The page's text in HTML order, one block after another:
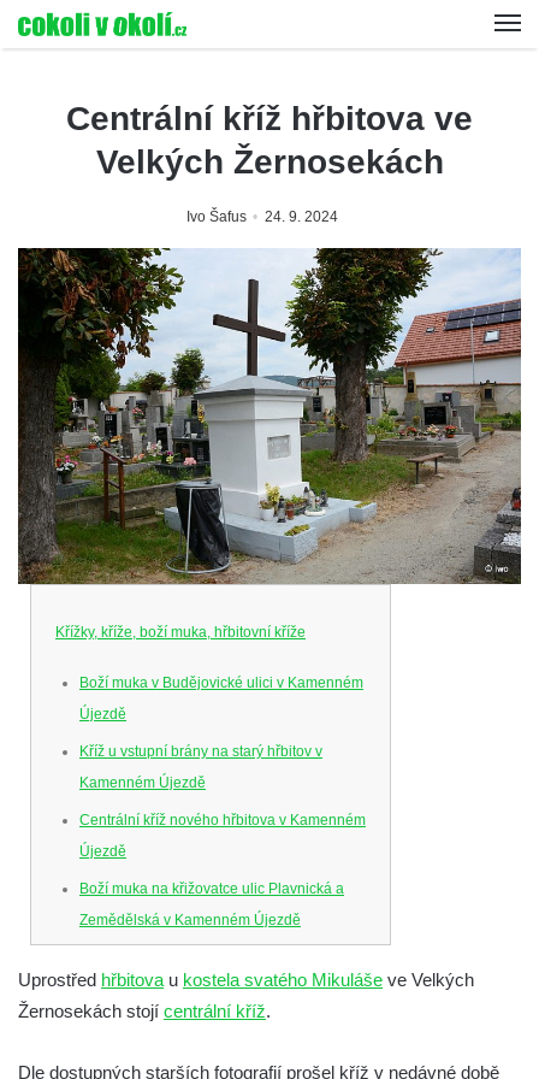
Centrální kříž hřbitova ve
Velkých Žernosekách
Ivo Šafus 24. 9. 2024
Křížky, kříže, boží muka, hřbitovní kříže
Boží muka v Budějovické ulici v Kamenném
Újezdě
Kříž u vstupní brány na starý hřbitov v
Kamenném Újezdě
Centrální kříž nového hřbitova v Kamenném
Újezdě
Boží muka na křižovatce ulic Plavnická a
Zemědělská v Kamenném Újezdě
v Kamenném Újezdě
Kříž na křižovatce ulic 5. května a Dělnická
Uprostřed hřbitova u kostela svatého Mikuláše ve Velkých
Žernosekách stojí centrální kříž.
Dle dostupných starších fotografií prošel kříž v nedávné době